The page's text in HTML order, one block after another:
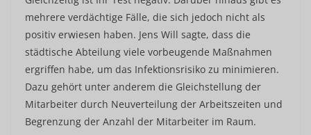
mehrere verdächtige Fälle, die sich jedoch nicht als
positiv erwiesen haben. Jens Will sagte, dass die
städtische Abteilung viele vorbeugende Maßnahmen
ergriffen habe, um das Infektionsrisiko zu minimieren.
Dazu gehört unter anderem die Gleichstellung der
Mitarbeiter durch Neuverteilung der Arbeitszeiten und
Begrenzung der Anzahl der Mitarbeiter im Raum.